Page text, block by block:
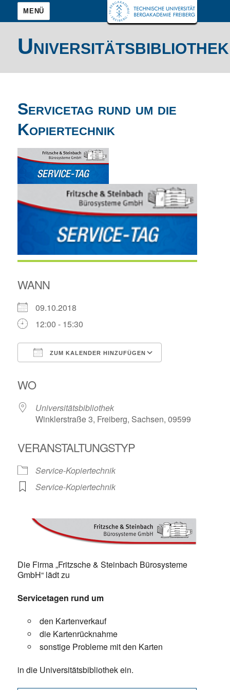
MENÜ
Universitätsbibliothek
Servicetag rund um die
Kopiertechnik
WANN
09.10.2018
12:00 - 15:30
ZUM KALENDER HINZUFÜGEN
WO
Universitätsbibliothek
Winklerstraße 3, Freiberg, Sachsen, 09599
VERANSTALTUNGSTYP
Service-Kopiertechnik
Service-Kopiertechnik
Die Firma „Fritzsche & Steinbach Bürosysteme
GmbH“ lädt zu
Servicetagen rund um
den Kartenverkauf
die Kartenrücknahme
sonstige Probleme mit den Karten
in die Universitätsbibliothek ein.